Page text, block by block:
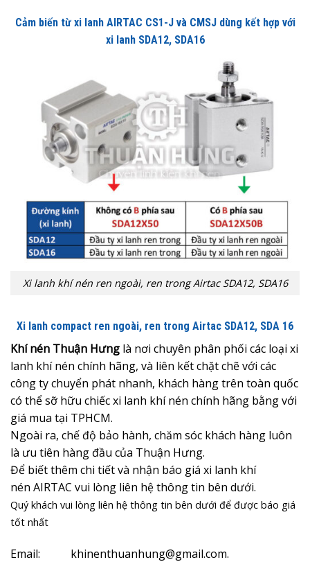
Cảm biến từ xi lanh AIRTAC CS1-J và CMSJ dùng kết hợp với
xi lanh SDA12, SDA16
Xi lanh khí nén ren ngoài, ren trong Airtac SDA12, SDA16
Xi lanh compact ren ngoài, ren trong Airtac SDA12, SDA 16
Khí nén Thuận Hưng là nơi chuyên phân phối các loại xi
lanh khí nén chính hãng, và liên kết chặt chẽ với các
công ty chuyển phát nhanh, khách hàng trên toàn quốc
có thể sỡ hữu chiếc xi lanh khí nén chính hãng bằng với
giá mua tại TPHCM.
Ngoài ra, chế độ bảo hành, chăm sóc khách hàng luôn
là ưu tiên hàng đầu của Thuận Hưng.
Để biết thêm chi tiết và nhận báo giá xi lanh khí
nén AIRTAC vui lòng liên hệ thông tin bên dưới.
Quý khách vui lòng liên hệ thông tin bên dưới để được báo giá
tốt nhất
Email: khinenthuanhung@gmail.com.